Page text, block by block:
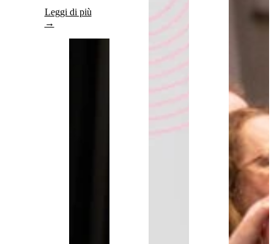
Leggi di più
→